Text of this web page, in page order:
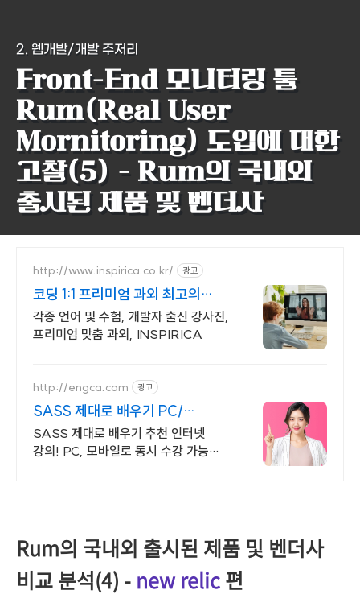
2. 웹개발/개발 주저리
Front-End 모니터링 툴
Rum(Real User
Mornitoring) 도입에 대한
고찰(5) - Rum의 국내외
출시된 제품 및 벤더사
http://www.inspirica.co.kr/ 광고
코딩 1:1 프리미엄 과외 최고의
선생님들과 함께
각종 언어 및 수험, 개발자 출신 강사진,
프리미엄 맞춤 과외, INSPIRICA
http://engca.com 광고
SASS 제대로 배우기 PC/
스마트폰 동영상강의
SASS 제대로 배우기 추천 인터넷
강의! PC, 모바일로 동시 수강 가능
Rum의 국내외 출시된 제품 및 벤더사
비교 분석(4) - new relic편